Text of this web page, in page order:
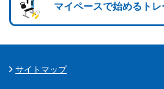
マイペースで始めるト
サイトマップ